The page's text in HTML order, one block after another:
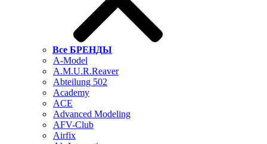
Все БРЕНДЫ
A-Model
A.M.U.R.Reaver
Abteilung 502
Academy
ACE
Advanced Modeling
AFV-Club
Airfix